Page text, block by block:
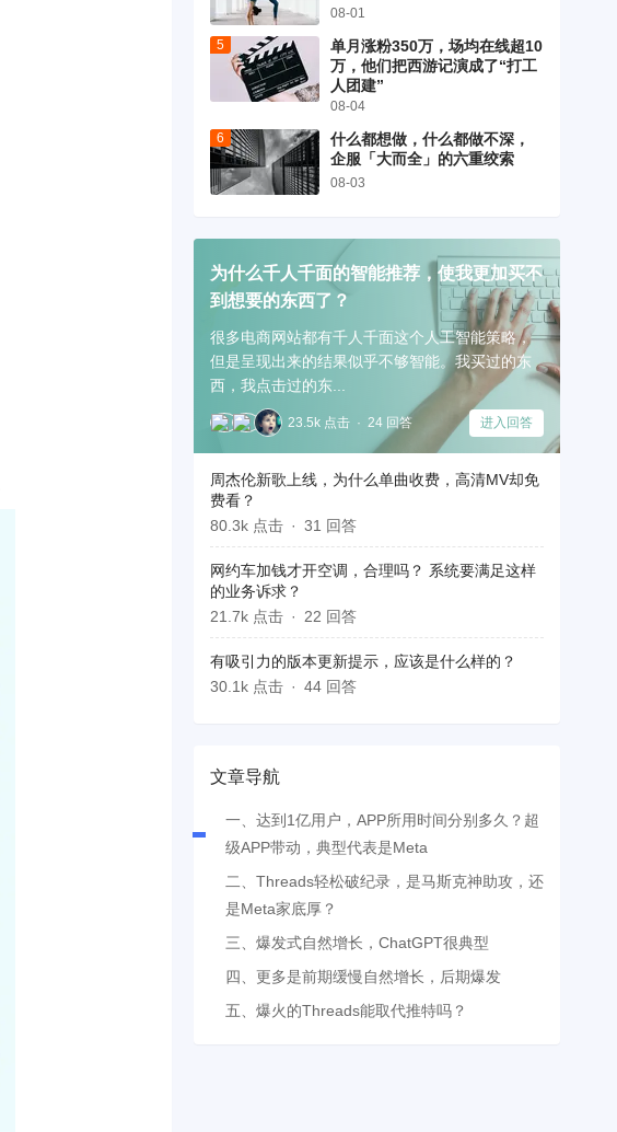
08-01
单月涨粉350万，场均在线超10
万，他们把西游记演成了“打工
人团建”
08-04
什么都想做，什么都做不深，
企服「大而全」的六重绞索
08-03
为什么千人千面的智能推荐，使我更加买不
到想要的东西了？
很多电商网站都有千人千面这个人工智能策略，
但是呈现出来的结果似乎不够智能。我买过的东
西，我点击过的东...
23.5k 点击 24 回答 进入回答
周杰伦新歌上线，为什么单曲收费，高清MV却免
费看？
80.3k 点击
31 回答
网约车加钱才开空调，合理吗？ 系统要满足这样
的业务诉求？
21.7k 点击
22 回答
有吸引力的版本更新提示，应该是什么样的？
30.1k 点击
44 回答
文章导航
一、达到1亿用户，APP所用时间分别多久？超
级APP带动，典型代表是Meta
二、Threads轻松破纪录，是马斯克神助攻，还
是Meta家底厚？
三、爆发式自然增长，ChatGPT很典型
四、更多是前期缓慢自然增长，后期爆发
五、爆火的Threads能取代推特吗？